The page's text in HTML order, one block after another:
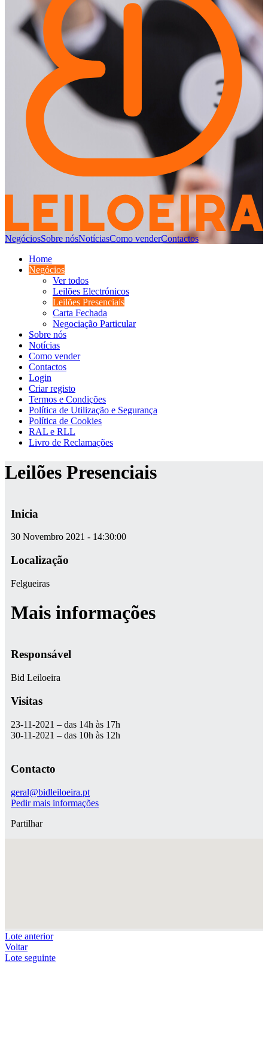
NegóciosSobre nósNotíciasComo venderContactos
Home
Negócios
Ver todos
Leilões Electrónicos
Leilões Presenciais
Carta Fechada
Negociação Particular
Sobre nós
Notícias
Como vender
Contactos
Login
Criar registo
Termos e Condições
Política de Utilização e Segurança
Política de Cookies
RAL e RLL
Livro de Reclamações
Leilões Presenciais
Inicia
30 Novembro 2021 - 14:30:00
Localização
Felgueiras
Mais informações
Responsável
Bid Leiloeira
Visitas
23-11-2021 – das 14h às 17h
30-11-2021 – das 10h às 12h
Contacto
geral@bidleiloeira.pt
Pedir mais informações
Partilhar
Lote anterior
Voltar
Lote seguinte